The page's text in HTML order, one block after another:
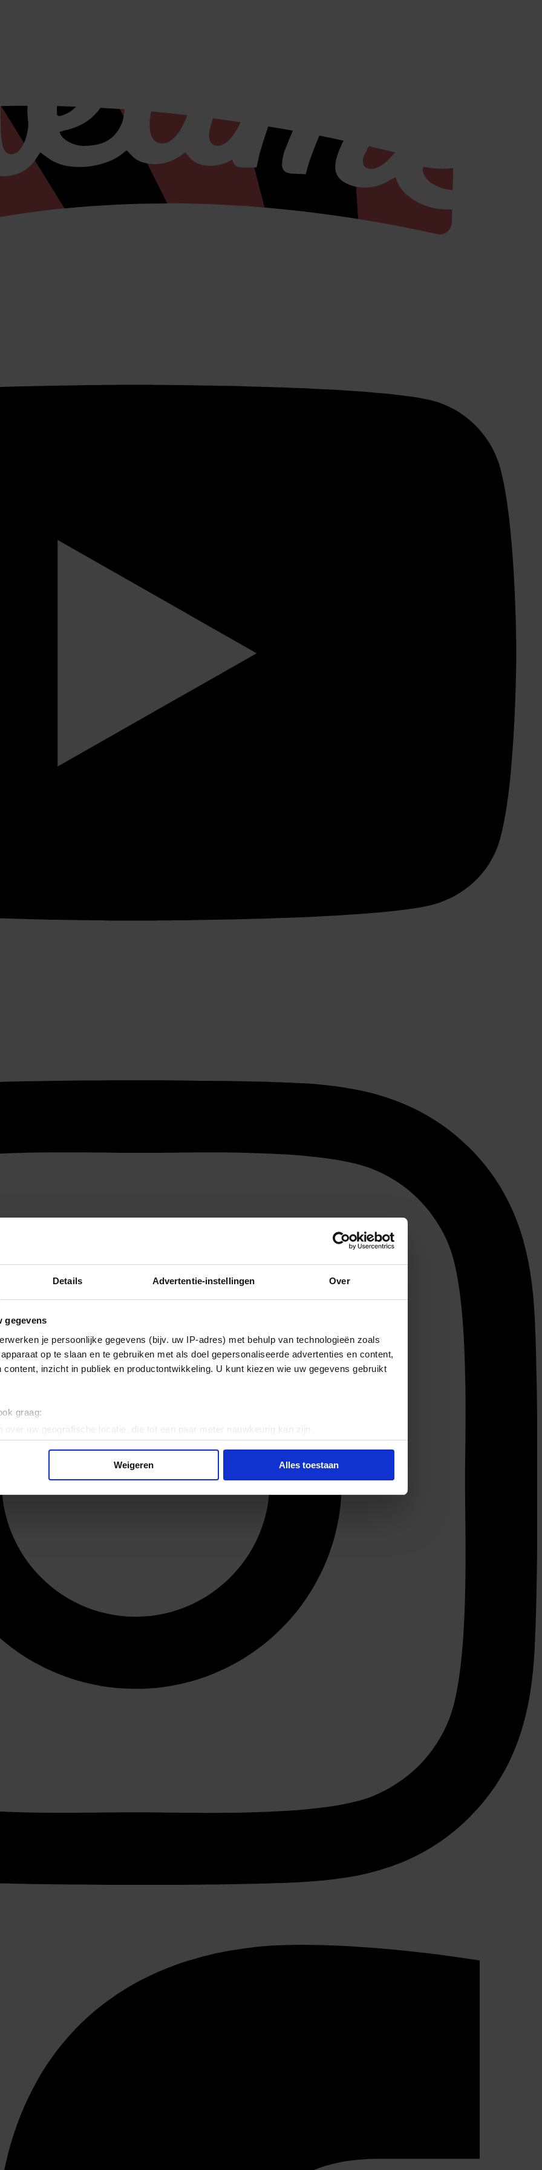
Details Advertentie-instellingen Over
gegevens
je persoonlijke gegevens (bijv. uw IP-adres) met behulp van technologieën zoals
op te slaan en te gebruiken met als doel gepersonaliseerde advertenties en content,
content, inzicht in publiek en productontwikkeling. U kunt kiezen wie uw gegevens gebruikt
graag:
over uw geografische locatie, die tot een paar meter nauwkeurig kan zijn
door het actief te scannen op specifieke eigenschappen (fingerprinting)
gegevens worden verwerkt en stel uw voorkeuren in het
detailgedeelte
en advertenties te personaliseren, om functies voor social media te bieden en om ons
Ook delen we informatie over uw gebruik van onze site met onze partners voor social
Deze partners kunnen deze gegevens combineren met andere informatie die u aan ze heeft
op basis van uw gebruik van hun services.
Weigeren Alles toestaan